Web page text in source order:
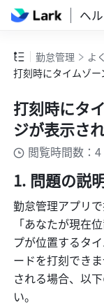
ヘ
勤怠管理
よ
打刻時にタイムゾ
打刻時にタ
ジが表示さ
閲覧時間数：
問題の説
勤怠管理アプリ
「あなたが現在
プが位置するタ
ードを打刻でき
される場合、以
い。